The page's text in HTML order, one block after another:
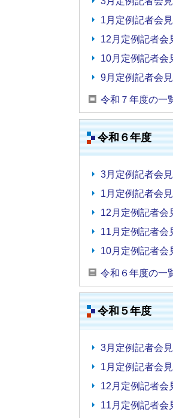
1月定例記者会見
12月定例記者会
10月定例記者会
9月定例記者会見
令和７年度の一
令和６年度
3月定例記者会見
1月定例記者会見
12月定例記者会
11月定例記者会
10月定例記者会
令和６年度の一
令和５年度
3月定例記者会見
1月定例記者会見
12月定例記者会
11月定例記者会